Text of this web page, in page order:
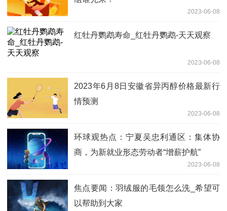
2023-06-08
红牡丹鹦鹉寿命_红牡丹鹦鹉-天天观察
2023-06-08
2023年6月8日安徽省异丙醇价格最新行
情预测
2023-06-08
环球观热点：宁夏吴忠利通区：集体协
商，为新就业形态劳动者“增薪护航”
2023-06-08
焦点要闻：羽绒服的毛领怎么洗_希望可
以帮助到大家